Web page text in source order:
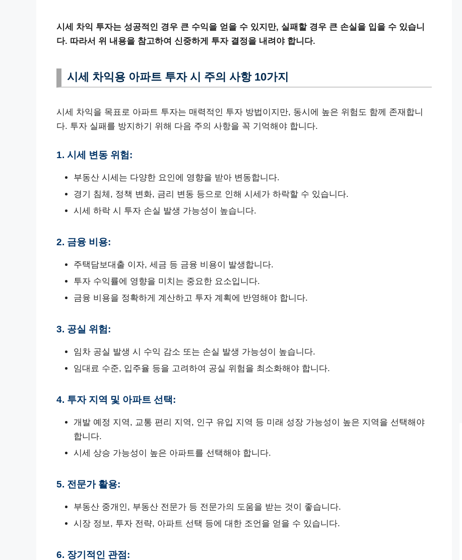
시세 차익 투자는 성공적인 경우 큰 수익을 얻을 수 있지만, 실패할 경우 큰 손실을 입을 수 있습니
다. 따라서 위 내용을 참고하여 신중하게 투자 결정을 내려야 합니다.
시세 차익용 아파트 투자 시 주의 사항 10가지
시세 차익을 목표로 아파트 투자는 매력적인 투자 방법이지만, 동시에 높은 위험도 함께 존재합니
다. 투자 실패를 방지하기 위해 다음 주의 사항을 꼭 기억해야 합니다.
1. 시세 변동 위험:
부동산 시세는 다양한 요인에 영향을 받아 변동합니다.
경기 침체, 정책 변화, 금리 변동 등으로 인해 시세가 하락할 수 있습니다.
시세 하락 시 투자 손실 발생 가능성이 높습니다.
2. 금융 비용:
주택담보대출 이자, 세금 등 금융 비용이 발생합니다.
투자 수익률에 영향을 미치는 중요한 요소입니다.
금융 비용을 정확하게 계산하고 투자 계획에 반영해야 합니다.
3. 공실 위험:
임차 공실 발생 시 수익 감소 또는 손실 발생 가능성이 높습니다.
임대료 수준, 입주율 등을 고려하여 공실 위험을 최소화해야 합니다.
4. 투자 지역 및 아파트 선택:
개발 예정 지역, 교통 편리 지역, 인구 유입 지역 등 미래 성장 가능성이 높은 지역을 선택해야
합니다.
시세 상승 가능성이 높은 아파트를 선택해야 합니다.
5. 전문가 활용:
부동산 중개인, 부동산 전문가 등 전문가의 도움을 받는 것이 좋습니다.
시장 정보, 투자 전략, 아파트 선택 등에 대한 조언을 얻을 수 있습니다.
6. 장기적인 관점: